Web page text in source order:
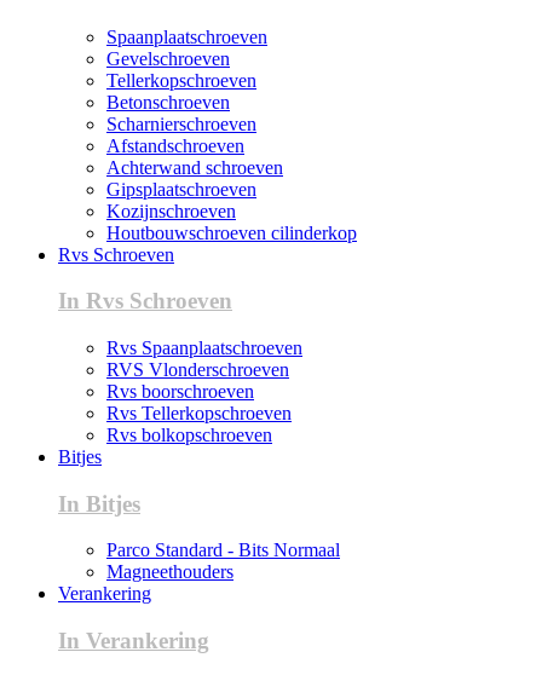
Spaanplaatschroeven
Gevelschroeven
Tellerkopschroeven
Betonschroeven
Scharnierschroeven
Afstandschroeven
Achterwand schroeven
Gipsplaatschroeven
Kozijnschroeven
Houtbouwschroeven cilinderkop
Rvs Schroeven
In Rvs Schroeven
Rvs Spaanplaatschroeven
RVS Vlonderschroeven
Rvs boorschroeven
Rvs Tellerkopschroeven
Rvs bolkopschroeven
Bitjes
In Bitjes
Parco Standard - Bits Normaal
Magneethouders
Verankering
In Verankering